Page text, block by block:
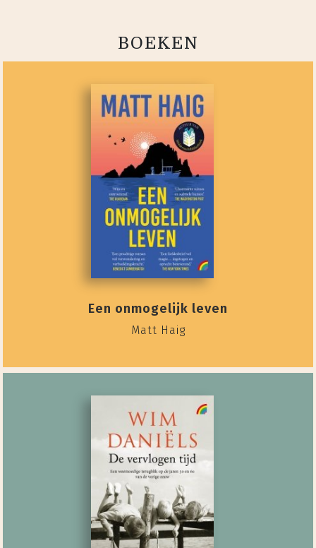
BOEKEN
Een onmogelijk leven
Matt Haig